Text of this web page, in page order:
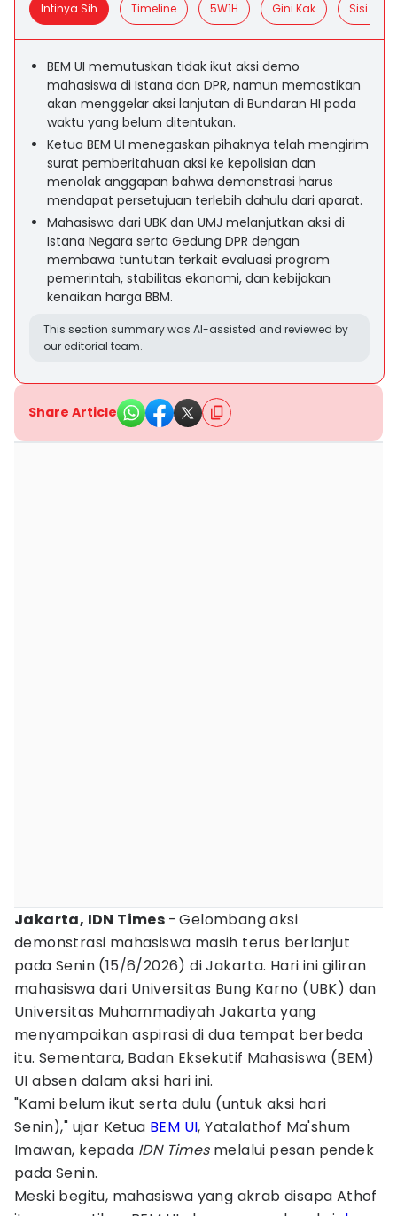
Intinya Sih Timeline 5W1H Gini Kak Sisi
BEM UI memutuskan tidak ikut aksi demo
mahasiswa di Istana dan DPR, namun memastikan
akan menggelar aksi lanjutan di Bundaran HI pada
waktu yang belum ditentukan.
Ketua BEM UI menegaskan pihaknya telah mengirim
surat pemberitahuan aksi ke kepolisian dan
menolak anggapan bahwa demonstrasi harus
mendapat persetujuan terlebih dahulu dari aparat.
Mahasiswa dari UBK dan UMJ melanjutkan aksi di
Istana Negara serta Gedung DPR dengan
membawa tuntutan terkait evaluasi program
pemerintah, stabilitas ekonomi, dan kebijakan
kenaikan harga BBM.
This section summary was AI-assisted and reviewed by
our editorial team.
Share Article
Jakarta, IDN Times - Gelombang aksi
demonstrasi mahasiswa masih terus berlanjut
pada Senin (15/6/2026) di Jakarta. Hari ini giliran
mahasiswa dari Universitas Bung Karno (UBK) dan
Universitas Muhammadiyah Jakarta yang
menyampaikan aspirasi di dua tempat berbeda
itu. Sementara, Badan Eksekutif Mahasiswa (BEM)
UI absen dalam aksi hari ini.
"Kami belum ikut serta dulu (untuk aksi hari
Senin)," ujar Ketua BEM UI, Yatalathof Ma'shum
Imawan, kepada IDN Times melalui pesan pendek
pada Senin.
Meski begitu, mahasiswa yang akrab disapa Athof